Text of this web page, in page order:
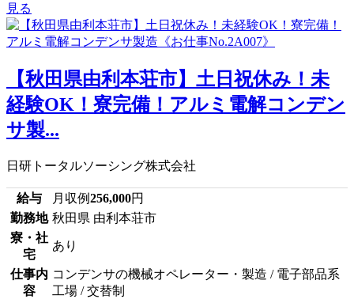
見る
【秋田県由利本荘市】土日祝休み！未
経験OK！寮完備！アルミ電解コンデン
サ製...
日研トータルソーシング株式会社
給与 月収例256,000円
勤務地 秋田県 由利本荘市
寮・社
宅
あり
仕事内
容
コンデンサの機械オペレーター・製造 / 電子部品系
工場 / 交替制